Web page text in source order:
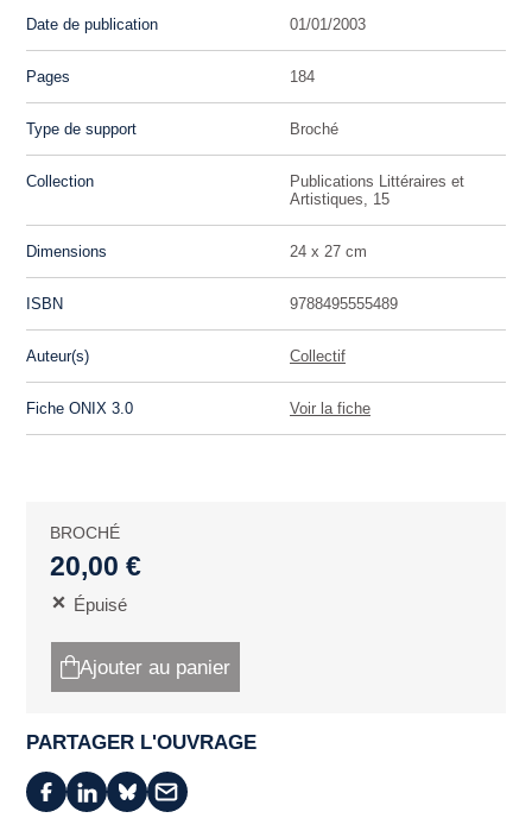
Date de publication 01/01/2003
Pages 184
Type de support Broché
Collection
Publications Littéraires et
Artistiques, 15
Dimensions 24 x 27 cm
ISBN 9788495555489
Auteur(s) Collectif
Fiche ONIX 3.0 Voir la fiche
BROCHÉ
20,00 €
Épuisé
Ajouter au panier
PARTAGER L'OUVRAGE